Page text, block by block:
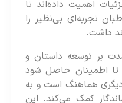
داده‌اند تا
بی‌نظیر را
توسعه داستان و
حاصل شود
هماهنگ است و به
کمک می‌کند. این